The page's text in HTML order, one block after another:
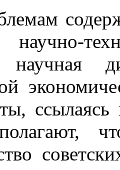
научно-
научная